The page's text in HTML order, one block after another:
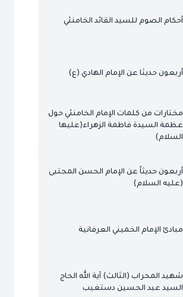
أحكام الصوم للسيد القائد الخامنئي
أربعون حديثا عن الإمام الهادي (ع)
مختارات من كلمات الإمام الخامنئي حول
عظمة السيدة فاطمة الزهراء(عليها
السلام)
أربعون حديثاً عن الإمام الحسن المجتبى
(عليه السلام)
مبادئ الإمام الخميني العرفانية
شهيد المحراب (الثالث) آية الله الحاج
السيد عبد الحسين دستغيب